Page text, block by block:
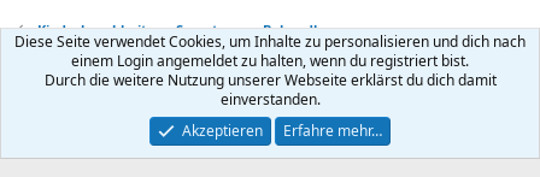
Kinderkrankheiten - Symptome + Behandlung
Kontakt Nutzungsbedingungen Datenschutz Hilfe
R
Community platform by XenForo ® © 2010-2026 XenForo Ltd.
Diese Seite verwendet Cookies, um Inhalte zu personalisieren und dich nach
einem Login angemeldet zu halten, wenn du registriert bist.
Durch die weitere Nutzung unserer Webseite erklärst du dich damit
einverstanden.
Akzeptieren
Erfahre mehr…